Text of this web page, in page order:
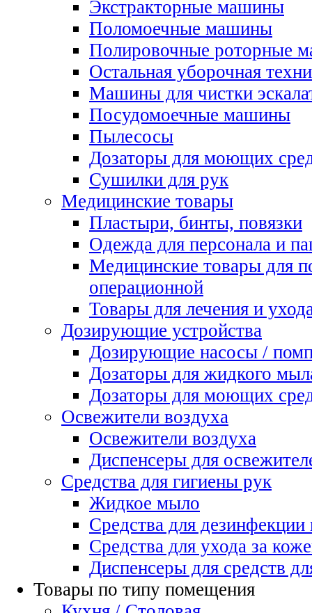
Экстракторные машины
Поломоечные машины
Полировочные роторные
Остальная уборочная
Машины для чистки
Посудомоечные машины
Пылесосы
Дозаторы для моющих
Сушилки для рук
Медицинские товары
Пластыри, бинты, повязки
Одежда для персонала и
Медицинские товары для
операционной
Товары для лечения и
Дозирующие устройства
Дозирующие насосы /
Дозаторы для жидкого
Дозаторы для моющих
Освежители воздуха
Освежители воздуха
Диспенсеры для
Средства для гигиены рук
Жидкое мыло
Средства для
Средства для ухода за
Диспенсеры для средств
Товары по типу помещения